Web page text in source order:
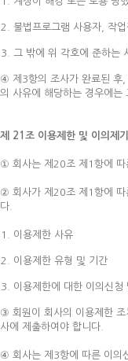
불법프로그램 사용자, 작
그 밖에 위 각호에 준하는
④ 제3항의 조사가 완료된 후,
의 사유에 해당하는 경우에는
제 21조 이용제한 및 이의제
① 회사는 제20조 제1항에 따
② 회사가 제20조 제1항에 따
다.
이용제한 사유
이용제한 유형 및 기간
이용제한에 대한 이의신청
③ 회원이 회사의 이용제한 조
사에 제출하여야 합니다.
④ 회사는 제3항에 따른 이의